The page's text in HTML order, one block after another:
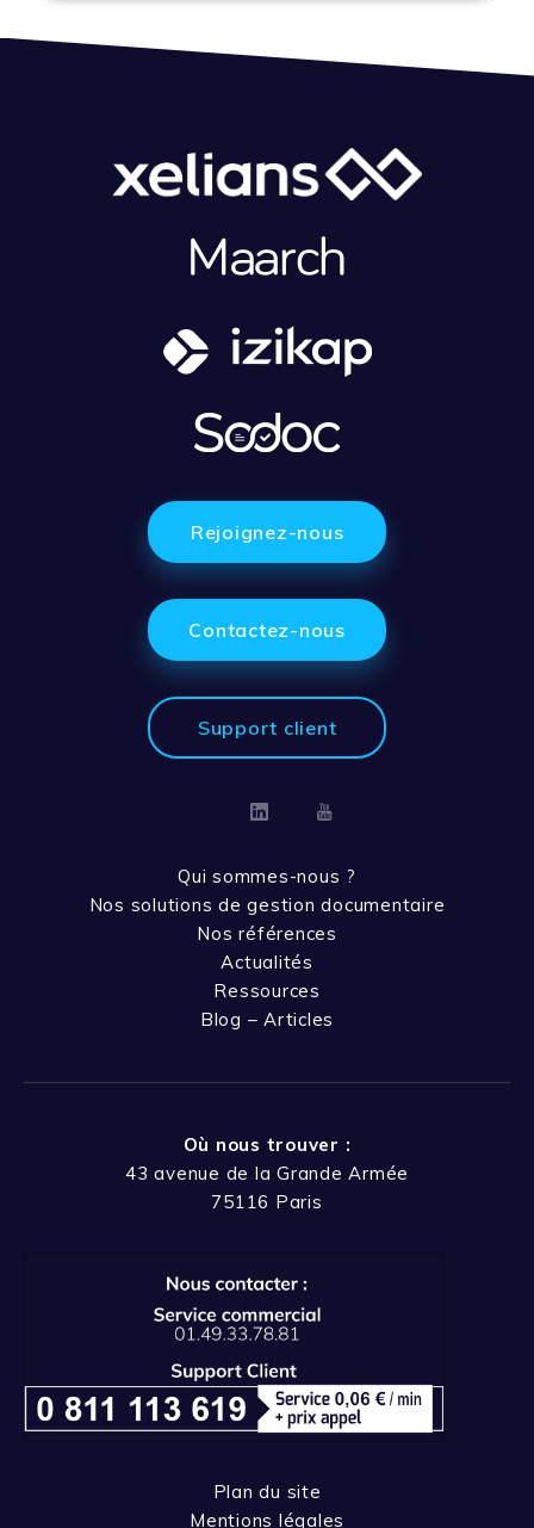
Rejoignez-nous
Contactez-nous
Support client
LinkedinYoutube
Qui sommes-nous ?
Nos solutions de gestion documentaire
Nos références
Actualités
Ressources
Blog – Articles
Où nous trouver :
43 avenue de la Grande Armée
75116 Paris
Plan du site
Mentions légales